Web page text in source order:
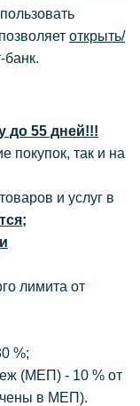
открыть/
банк.
до 55 дней!!!
покупок, так и на
и услуг в
лимита от
%;
(МЕП) - 10 % от
в МЕП).